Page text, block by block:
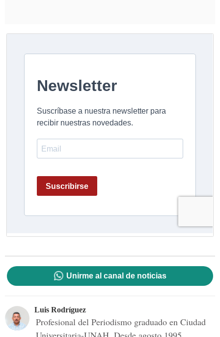
Unirme al canal de noticias
Luis Rodríguez
Profesional del Periodismo graduado en Ciudad